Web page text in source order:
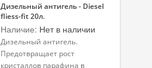
Дизельный антигель - Diesel
fliess-fit 20л.
Наличие: Нет в наличии
Дизельный антигель.
Предотвращает рост
кристаллов парафина в